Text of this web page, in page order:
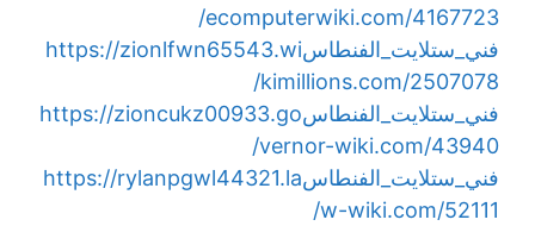
ecomputerwiki.com/4167723/
فني_ستلايت_الفنطاسhttps://zionlfwn65543.wi
kimillions.com/2507078/
فني_ستلايت_الفنطاسhttps://zioncukz00933.go
vernor-wiki.com/43940/
فني_ستلايت_الفنطاسhttps://rylanpgwl44321.la
w-wiki.com/52111/